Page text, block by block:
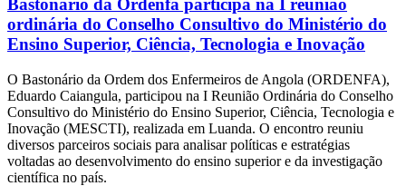
Bastonário da Ordenfa participa na I reunião
ordinária do Conselho Consultivo do Ministério do
Ensino Superior, Ciência, Tecnologia e Inovação
O Bastonário da Ordem dos Enfermeiros de Angola (ORDENFA),
Eduardo Caiangula, participou na I Reunião Ordinária do Conselho
Consultivo do Ministério do Ensino Superior, Ciência, Tecnologia e
Inovação (MESCTI), realizada em Luanda. O encontro reuniu
diversos parceiros sociais para analisar políticas e estratégias
voltadas ao desenvolvimento do ensino superior e da investigação
científica no país.